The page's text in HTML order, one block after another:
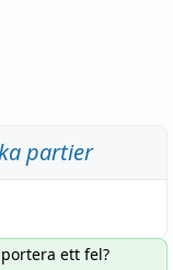
partier
ett fel?